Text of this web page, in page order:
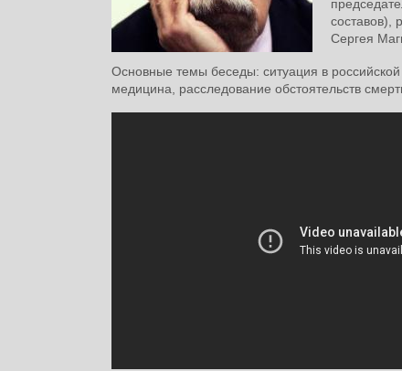
составов),
Сергея
Основные темы беседы: ситуация в
медицина, расследование обстоятельств